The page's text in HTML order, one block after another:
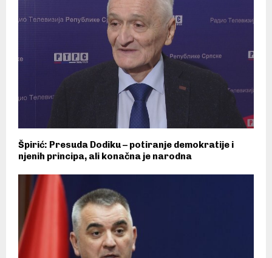
Špirić: Presuda Dodiku – potiranje demokratije i
njenih principa, ali konačna je narodna